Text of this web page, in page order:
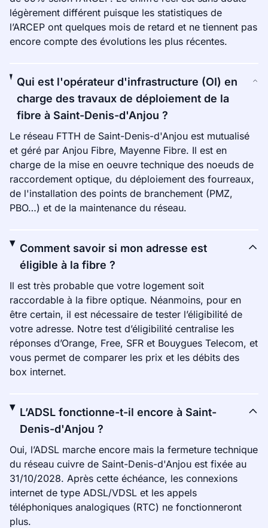
légèrement différent puisque les statistiques de
l’ARCEP ont quelques mois de retard et ne tiennent pas
encore compte des évolutions les plus récentes.
Qui est l'opérateur d'infrastructure (OI) en
charge des travaux de déploiement de la
fibre à Saint-Denis-d'Anjou ?
Le réseau FTTH de Saint-Denis-d'Anjou est mutualisé
et géré par Anjou Fibre, Mayenne Fibre. Il est en
charge de la mise en oeuvre technique des noeuds de
raccordement optique, du déploiement des fourreaux,
de l'installation des points de branchement (PMZ,
PBO…) et de la maintenance du réseau.
Comment savoir si mon adresse est
éligible à la fibre ?
Il est très probable que votre logement soit
raccordable à la fibre optique. Néanmoins, pour en
être certain, il est nécessaire de tester l’éligibilité de
votre adresse. Notre test d’éligibilité centralise les
réponses d’Orange, Free, SFR et Bouygues Telecom, et
vous permet de comparer les prix et les débits des
box internet.
L’ADSL fonctionne-t-il encore à Saint-
Denis-d'Anjou ?
Oui, l’ADSL marche encore mais la fermeture technique
du réseau cuivre de Saint-Denis-d'Anjou est fixée au
31/10/2028. Après cette échéance, les connexions
internet de type ADSL/VDSL et les appels
téléphoniques analogiques (RTC) ne fonctionneront
plus.